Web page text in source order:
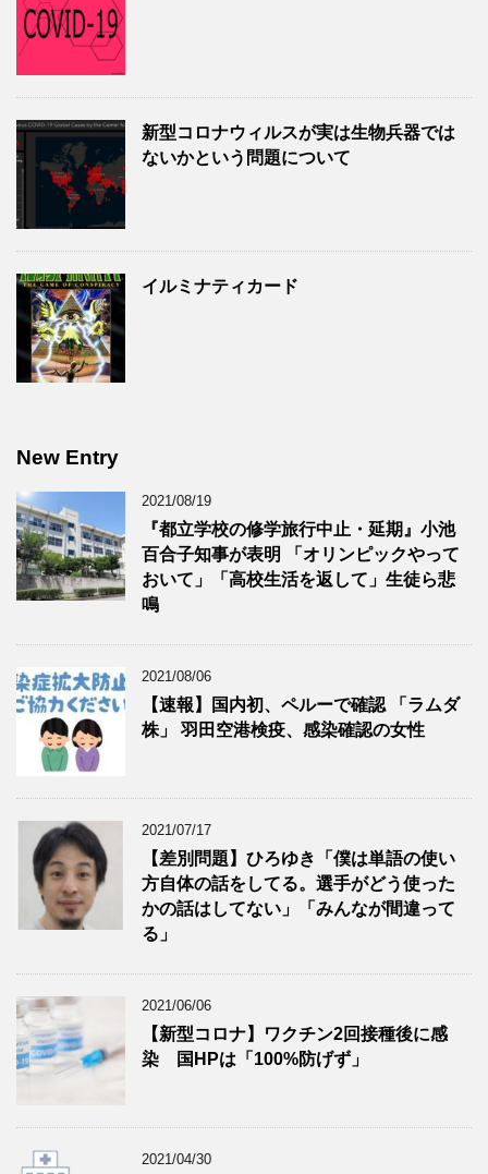
新型コロナウィルスが実は生物兵器では
ないかという問題について
イルミナティカード
New Entry
2021/08/19
『都立学校の修学旅行中止・延期』小池
百合子知事が表明 「オリンピックやって
おいて」「高校生活を返して」生徒ら悲
鳴
2021/08/06
【速報】国内初、ペルーで確認 「ラムダ
株」 羽田空港検疫、感染確認の女性
2021/07/17
【差別問題】ひろゆき「僕は単語の使い
方自体の話をしてる。選手がどう使った
かの話はしてない」「みんなが間違って
る」
2021/06/06
【新型コロナ】ワクチン2回接種後に感
染 国HPは「100%防げず」
2021/04/30